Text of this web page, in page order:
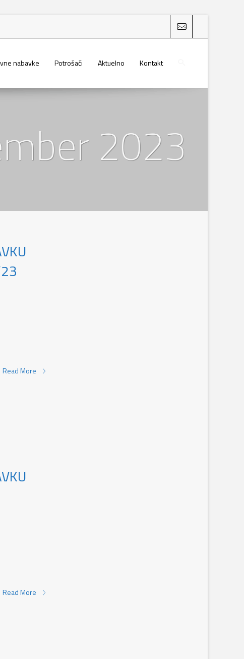
nabavke Potrošači Aktuelno Kontakt
2023
Read More
Read More